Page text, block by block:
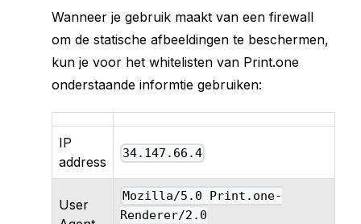
Wanneer je gebruik maakt van een firewall
om de statische afbeeldingen te beschermen,
kun je voor het whitelisten van Print.one
onderstaande informtie gebruiken:
IP
address
34.147.66.4
User
Mozilla/5.0 Print.one-
Renderer/2.0